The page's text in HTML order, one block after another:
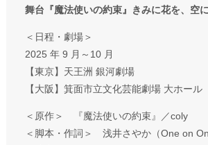
舞台『魔法使いの約束』きみに花を、空
＜日程・劇場＞
2025 年 9 月～10 月
【東京】天王洲 銀河劇場
【大阪】箕面市立文化芸能劇場 大ホール
＜原作＞ 『魔法使いの約束』／coly
＜脚本・作詞＞ 浅井さやか（One on